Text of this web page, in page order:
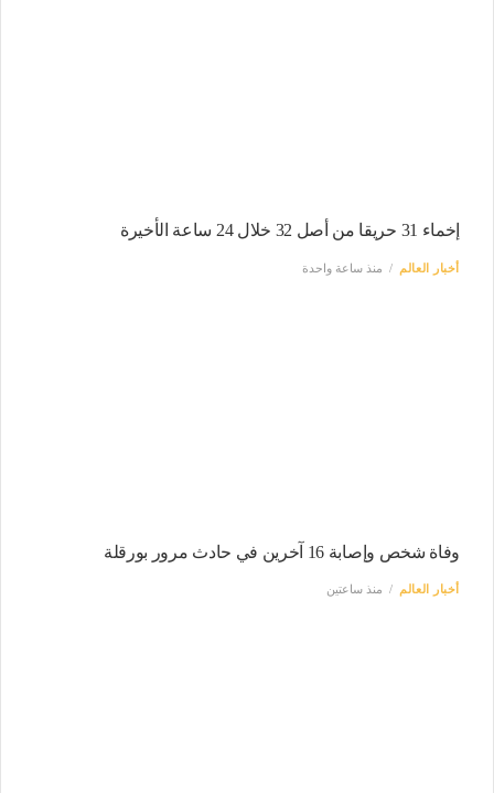
إخماء 31 حريقا من أصل 32 خلال 24 ساعة الأخيرة
أخبار العالم منذ ساعة واحدة
وفاة شخص وإصابة 16 آخرين في حادث مرور بورقلة
أخبار العالم منذ ساعتين